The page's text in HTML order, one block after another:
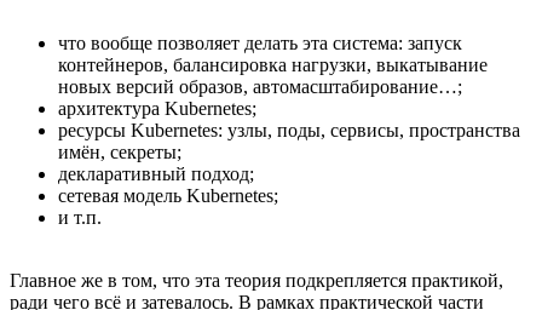
что вообще позволяет делать эта система: запуск
контейнеров, балансировка нагрузки, выкатывание
новых версий образов, автомасштабирование…;
архитектура Kubernetes;
ресурсы Kubernetes: узлы, поды, сервисы, пространства
имён, секреты;
декларативный подход;
сетевая модель Kubernetes;
и т.п.
Главное же в том, что эта теория подкрепляется практикой,
ради чего всё и затевалось. В рамках практической части